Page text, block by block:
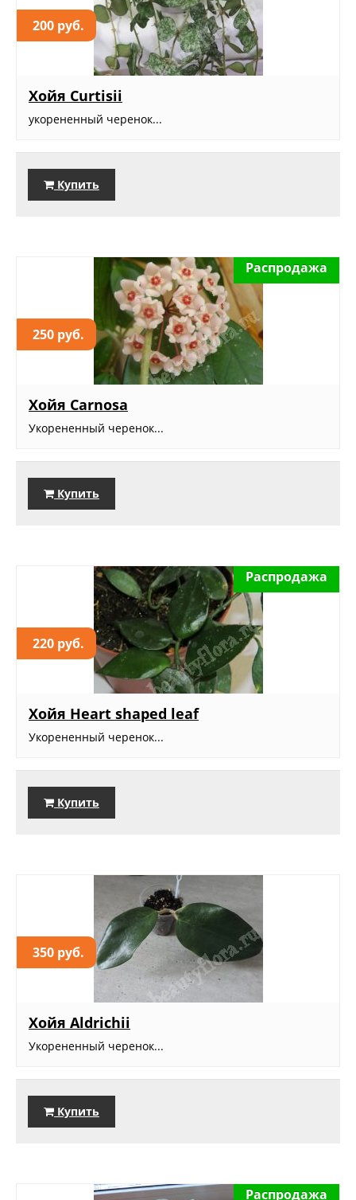
200 руб.
Хойя Curtisii
укорененный черенок...
Купить
250 руб.
Распродажа
Хойя Carnosa
Укорененный черенок...
Купить
220 руб.
Распродажа
Хойя Heart shaped leaf
Укорененный черенок...
Купить
350 руб.
Хойя Aldrichii
Укорененный черенок...
Купить
Распродажа